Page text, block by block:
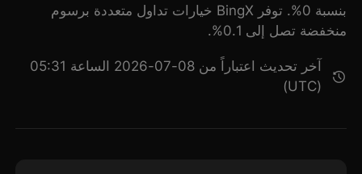
بنسبة 0%. توفر BingX خيارات تداول متعددة برسوم
منخفضة تصل إلى 0.1%.
آخر تحديث اعتباراً من 08-07-2026 الساعة 05:31
(UTC)